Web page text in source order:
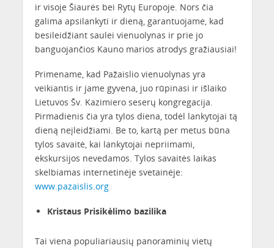
ir visoje Šiaurės bei Rytų Europoje. Nors čia
galima apsilankyti ir dieną, garantuojame, kad
besileidžiant saulei vienuolynas ir prie jo
banguojančios Kauno marios atrodys gražiausiai!
Primename, kad Pažaislio vienuolynas yra
veikiantis ir jame gyvena, juo rūpinasi ir išlaiko
Lietuvos Šv. Kazimiero seserų kongregacija.
Pirmadienis čia yra tylos diena, todėl lankytojai tą
dieną neįleidžiami. Be to, kartą per metus būna
tylos savaitė, kai lankytojai nepriimami,
ekskursijos nevedamos. Tylos savaitės laikas
skelbiamas internetinėje svetainėje:
www.pazaislis.org
Kristaus Prisikėlimo bazilika
Tai viena populiariausių panoraminių vietų